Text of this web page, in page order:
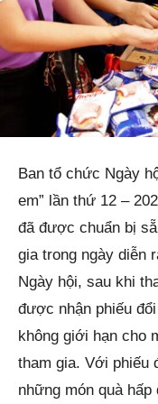
Ban tổ chức Ngày
em” lần thứ 12 –
đã được chuẩn bị
gia trong ngày diễn
Ngày hội, sau khi
được nhận phiếu
không giới hạn cho
tham gia. Với phiếu
những món quà